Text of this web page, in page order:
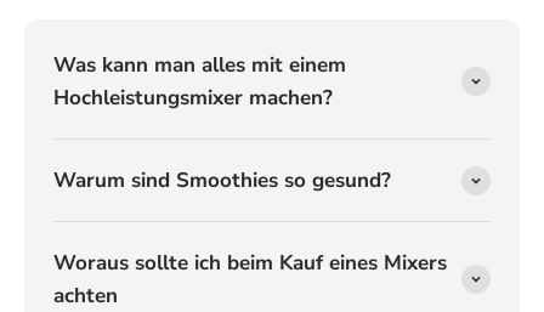
Was kann man alles mit einem
Hochleistungsmixer machen?
Warum sind Smoothies so gesund?
Woraus sollte ich beim Kauf eines Mixers
achten